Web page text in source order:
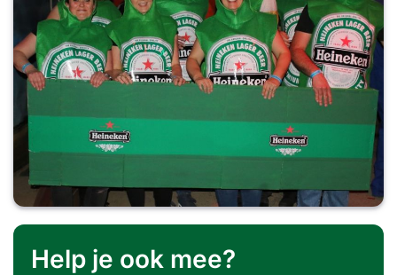
Help je ook mee?